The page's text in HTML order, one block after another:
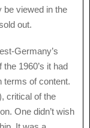
be viewed in the
out.
Germany’s
1960’s it had
terms of content.
critical of the
One didn’t wish